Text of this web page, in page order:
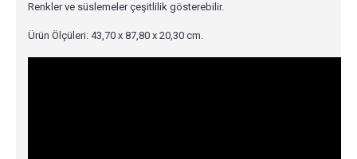
Renkler ve süslemeler çeşitlilik gösterebilir.
Ürün Ölçüleri: 43,70 x 87,80 x 20,30 cm.